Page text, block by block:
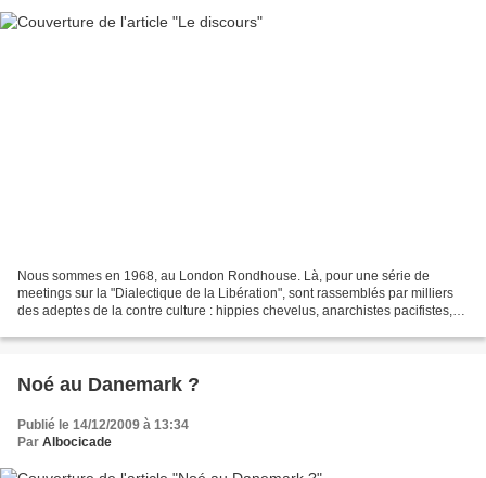
Nous sommes en 1968, au London Rondhouse. Là, pour une série de
meetings sur la "Dialectique de la Libération", sont rassemblés par milliers
des adeptes de la contre culture : hippies chevelus, anarchistes pacifistes,
Noé au Danemark ?
Publié le 14/12/2009 à 13:34
Par Albocicade